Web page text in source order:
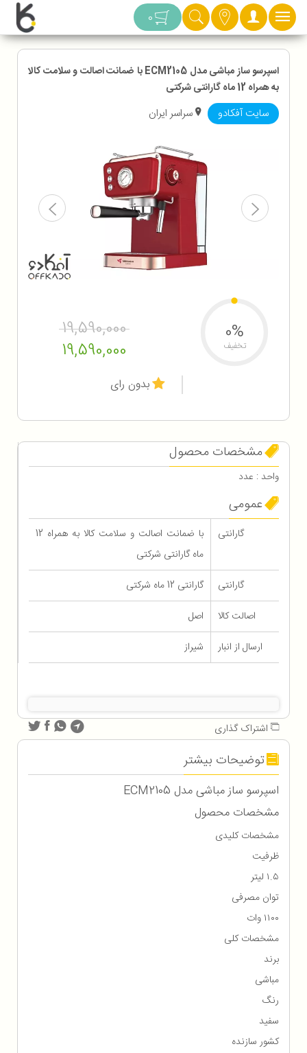
دسته بندی 0
اسپرسو ساز مباشی مدل ECM2105 با ضمانت اصالت و سلامت کالا
به همراه 12 ماه گارانتی شرکتی
سایت آفکادو سراسر ایران
19,590,000
19,590,000
0%
تخفیف
بدون رای
مشخصات محصول
واحد : عدد
عمومی
گارانتی
با ضمانت اصالت و سلامت کالا به همراه 12
ماه گارانتی شرکتی
گارانتی
گارانتی 12 ماه شرکتی
اصالت کالا
اصل
ارسال از انبار
شیراز
اشتراک گذاری
توضیحات بیشتر
اسپرسو ساز مباشی مدل ECM2105
مشخصات محصول
مشخصات کلیدی
ظرفیت
۱.۵ لیتر
توان مصرفی
۱۱۰۰ وات
مشخصات کلی
برند
مباشی
رنگ
سفید
کشور سازنده